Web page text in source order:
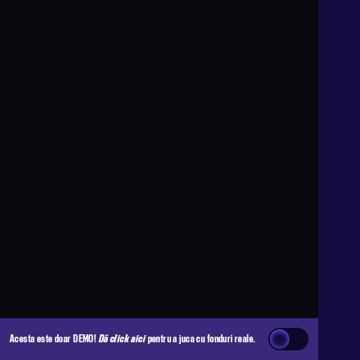
Acesta este doar DEMO!Dă click aicipentru a juca cu fonduri reale.